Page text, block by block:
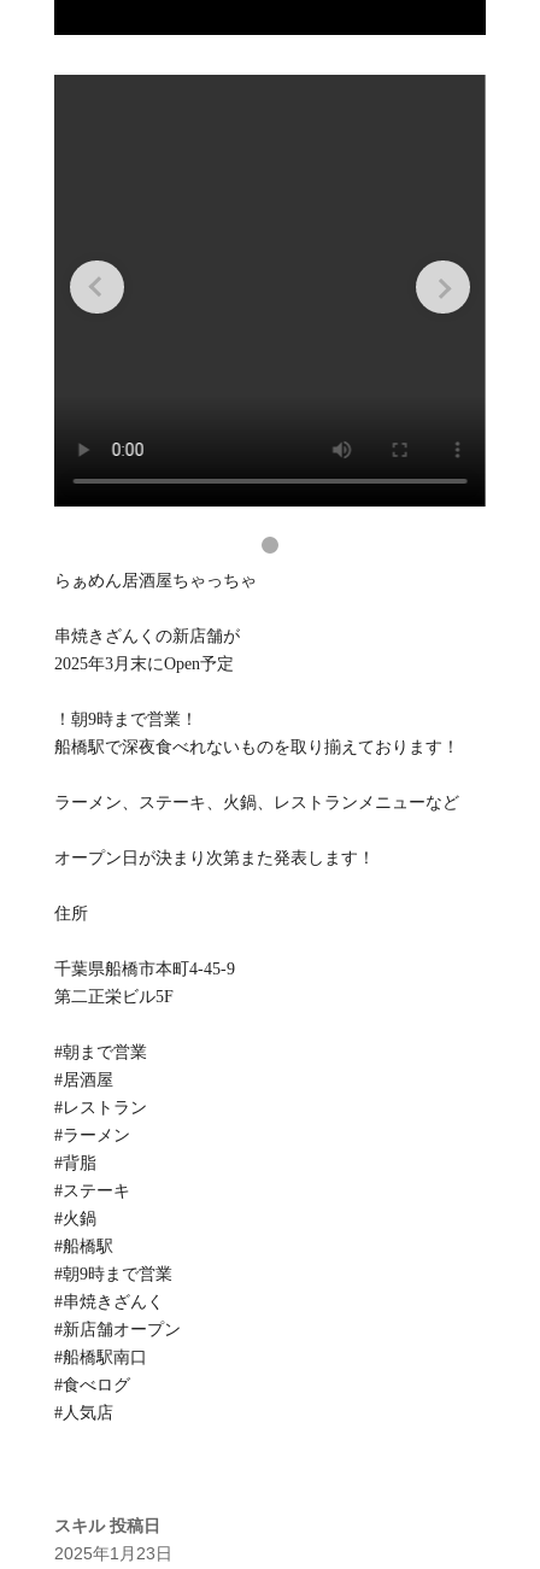
らぁめん居酒屋ちゃっちゃ
串焼きざんくの新店舗が
2025年3月末にOpen予定
！朝9時まで営業！
船橋駅で深夜食べれないものを取り揃えております！
ラーメン、ステーキ、火鍋、レストランメニューなど
オープン日が決まり次第また発表します！
住所
千葉県船橋市本町4-45-9
第二正栄ビル5F
#朝まで営業
#居酒屋
#レストラン
#ラーメン
#背脂
#ステーキ
#火鍋
#船橋駅
#朝9時まで営業
#串焼きざんく
#新店舗オープン
#船橋駅南口
#食べログ
#人気店
スキル 投稿日
2025年1月23日